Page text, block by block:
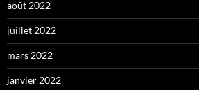
août 2022
juillet 2022
mars 2022
janvier 2022